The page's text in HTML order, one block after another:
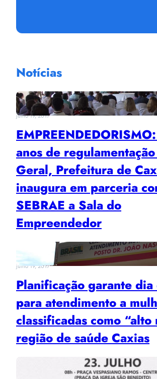
Notícias
julho 19, 2017
anos de
Geral, Prefeitura de
inaugura em parceria
SEBRAE a Sala do
Empreendedor
julho 19, 2017
Planificação garante dia
para atendimento a
classificadas como “alto
região de saúde Caxias